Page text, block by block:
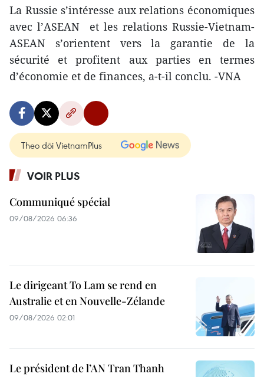
La Russie s’intéresse aux relations économiques
avec l’ASEAN et les relations Russie-Vietnam-
ASEAN s’orientent vers la garantie de la
sécurité et profitent aux parties en termes
d’économie et de finances, a-t-il conclu. -VNA
Theo dõi VietnamPlus
VOIR PLUS
Communiqué spécial
09/08/2026 06:36
Le dirigeant To Lam se rend en
Australie et en Nouvelle-Zélande
09/08/2026 02:01
Le président de l’AN Tran Thanh